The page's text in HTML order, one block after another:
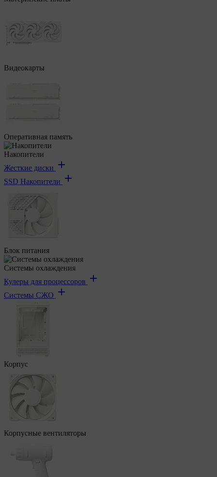
Видеокарты
Оперативная память
Накопители
Жесткие диски
SSD Накопители
Блок питания
Системы охлаждения
Кулеры для процессоров
Системы СЖО
Корпус
Корпусные вентиляторы